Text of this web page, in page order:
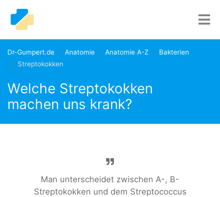
Dr-Gumpert.de Anatomie Anatomie A-Z
Bakterien
Streptokokken
Welche Streptokokken
machen uns krank?
Man unterscheidet zwischen A-, B-
Streptokokken und dem Streptococcus